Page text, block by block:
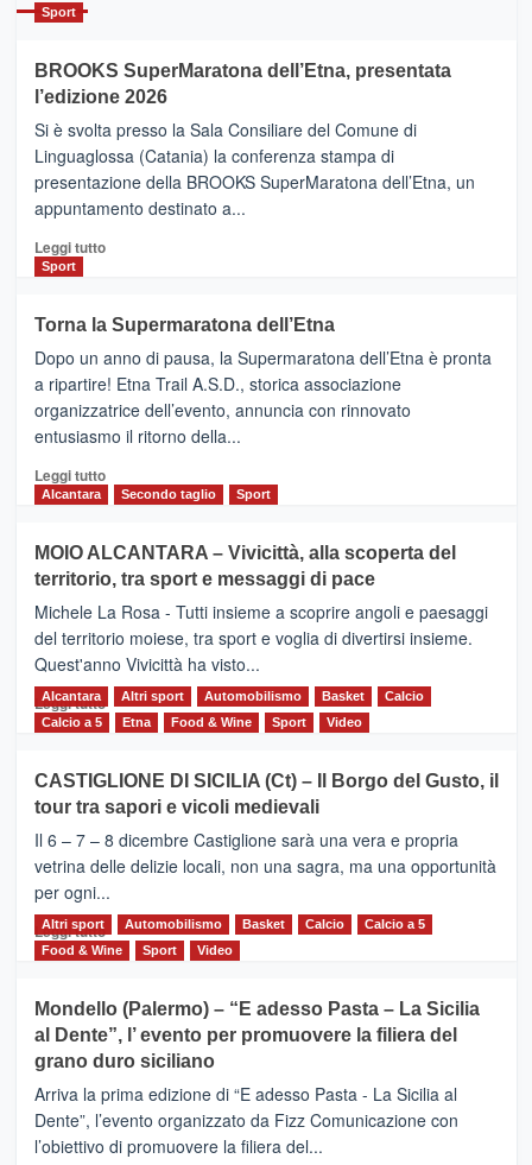
con
la
Al
via
i
collegamenti
Sport
BROOKS SuperMaratona dell’Etna, presentata
l’edizione 2026
Si è svolta presso la Sala Consiliare del Comune di
Linguaglossa (Catania) la conferenza stampa di
presentazione della BROOKS SuperMaratona dell’Etna, un
appuntamento destinato a...
Leggi tuttoLeggi
BROOKS
SuperMaratona
dell’Etna,
presentata
l’edizione
2026
Sport
Torna la Supermaratona dell’Etna
Dopo un anno di pausa, la Supermaratona dell’Etna è pronta
a ripartire! Etna Trail A.S.D., storica associazione
organizzatrice dell’evento, annuncia con rinnovato
entusiasmo il ritorno della...
Leggi tuttoLeggi
Torna
la
Supermaratona
dell’Etna
Alcantara Secondo taglio Sport
MOIO ALCANTARA – Vivicittà, alla scoperta del
territorio, tra sport e messaggi di pace
Michele La Rosa - Tutti insieme a scoprire angoli e paesaggi
del territorio moiese, tra sport e voglia di divertirsi insieme.
Quest'anno Vivicittà ha visto...
Leggi tutto Leggi
MOIO
ALCANTARA
–
Vivicittà,
alla
scoperta
del
territorio,
e
messaggi
di
Alcantara Altri sport Automobilismo Basket
Calcio
Calcio a 5
Etna Food & Wine Sport Video
CASTIGLIONE DI SICILIA (Ct) – Il Borgo del Gusto, il
tour tra sapori e vicoli medievali
Il 6 – 7 – 8 dicembre Castiglione sarà una vera e propria
vetrina delle delizie locali, non una sagra, ma una opportunità
per ogni...
Leggi tuttoLeggi
di
CASTIGLIONE
DI
SICILIA
(Ct)
–
Il
Borgo
Altri sport Automobilismo Basket Calcio
Calcio a 5
Food & Wine
Sport Video
Mondello (Palermo) – “E adesso Pasta – La Sicilia
al Dente”, l’ evento per promuovere la filiera del
grano duro siciliano
Arriva la prima edizione di “E adesso Pasta - La Sicilia al
Dente”, l’evento organizzato da Fizz Comunicazione con
l’obiettivo di promuovere la filiera del...